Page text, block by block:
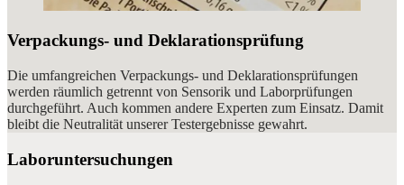
Verpackungs- und Deklarationsprüfung
Die umfangreichen Verpackungs- und Deklarationsprüfungen
werden räumlich getrennt von Sensorik und Laborprüfungen
durchgeführt. Auch kommen andere Experten zum Einsatz. Damit
bleibt die Neutralität unserer Testergebnisse gewahrt.
Laboruntersuchungen